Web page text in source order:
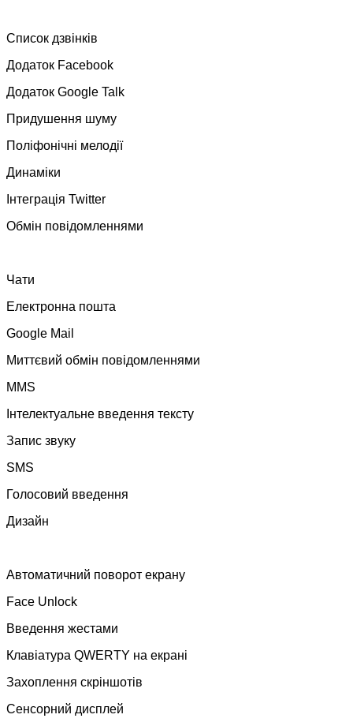
Список дзвінків
Додаток Facebook
Додаток Google Talk
Придушення шуму
Поліфонічні мелодії
Динаміки
Інтеграція Twitter
Обмін повідомленнями
Чати
Електронна пошта
Google Mail
Миттєвий обмін повідомленнями
MMS
Інтелектуальне введення тексту
Запис звуку
SMS
Голосовий введення
Дизайн
Автоматичний поворот екрану
Face Unlock
Введення жестами
Клавіатура QWERTY на екрані
Захоплення скріншотів
Сенсорний дисплей